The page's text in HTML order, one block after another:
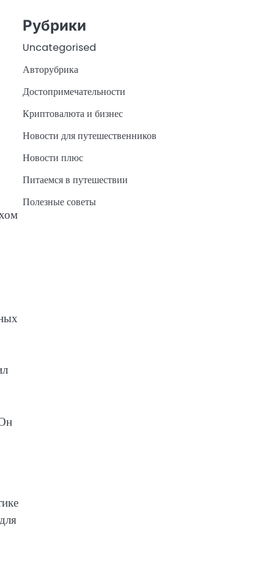
Рубрики
Uncategorised
Авторубрика
Достопримечательности
Криптовалюта и бизнес
Новости для путешественников
Новости плюс
Питаемся в путешествии
Полезные советы